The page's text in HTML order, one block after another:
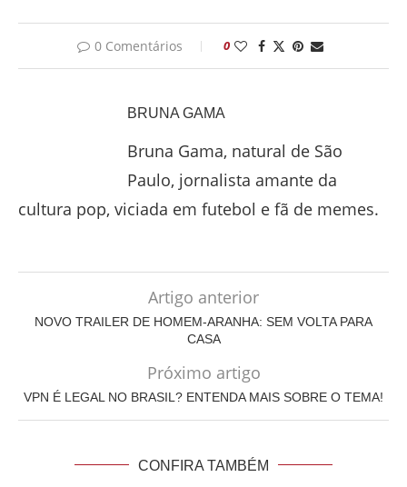
0 Comentários 0
BRUNA GAMA
Bruna Gama, natural de São
Paulo, jornalista amante da
cultura pop, viciada em futebol e fã de memes.
Artigo anterior
NOVO TRAILER DE HOMEM-ARANHA: SEM VOLTA PARA
CASA
Próximo artigo
VPN É LEGAL NO BRASIL? ENTENDA MAIS SOBRE O TEMA!
CONFIRA TAMBÉM